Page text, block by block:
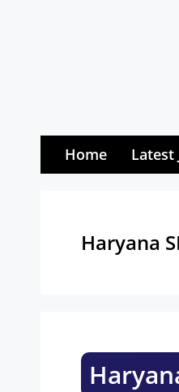
Home Latest
Haryana